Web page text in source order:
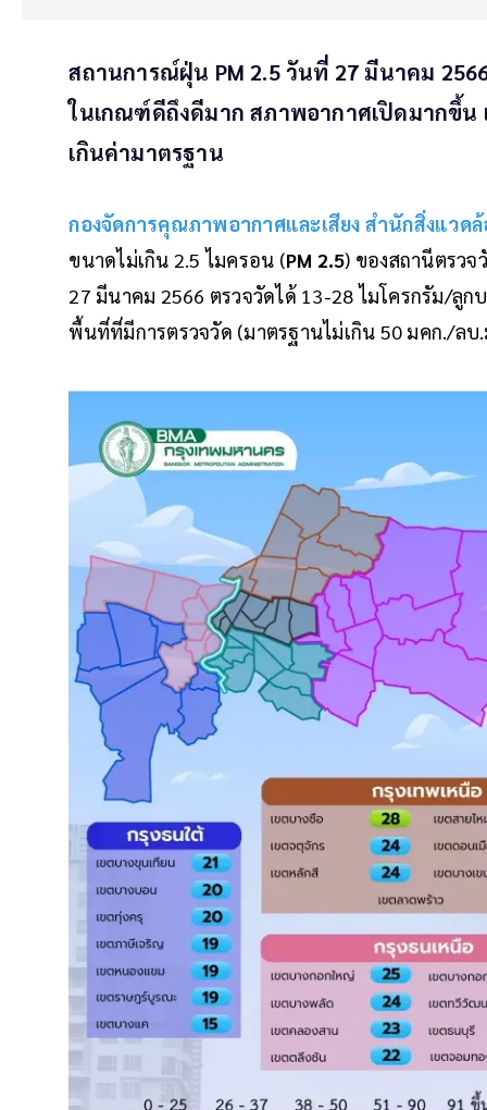
สถานการณ์ฝุ่น PM 2.5 วันที่ 27 มีนาคม
ในเกณฑ์ดีถึงดีมาก สภาพอากาศเปิดมากขึ้น
เกินค่ามาตรฐาน
กองจัดการคุณภาพอากาศและเสียง สำนักสิ่งแวด
ขนาดไม่เกิน 2.5 ไมครอน (PM 2.5) ของสถานีตรว
27 มีนาคม 2566 ตรวจวัดได้ 13-28 ไมโครกรัม/ลู
พื้นที่ที่มีการตรวจวัด (มาตรฐานไม่เกิน 50 มคก./ลบ